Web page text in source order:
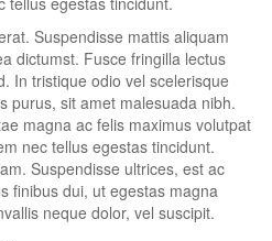
Suspendisse mattis aliquam
dictumst. Fusce fringilla lectus
In tristique odio vel scelerisque
purus, sit amet malesuada nibh.
magna ac felis maximus volutpat
nec tellus egestas tincidunt.
Suspendisse ultrices, est ac
finibus dui, ut egestas magna
neque dolor, vel suscipit.